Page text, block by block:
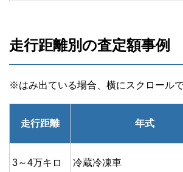
走行距離別の査定額事例
走行距離 年式
3～4万キロ 冷蔵冷凍車